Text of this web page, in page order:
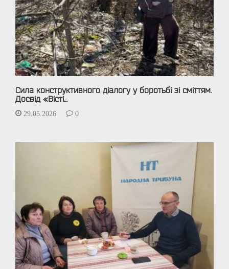
Сила конструктивного діалогу у боротьбі зі сміттям.
Досвід «Вісті…
29.05.2026 0